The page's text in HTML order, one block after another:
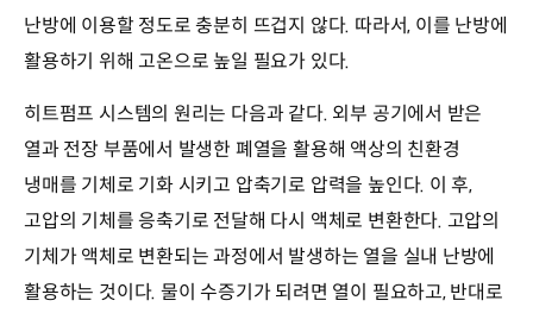
난방에 이용할 정도로 충분히 뜨겁지 않다. 따라서, 이를 난방에
활용하기 위해 고온으로 높일 필요가 있다.
히트펌프 시스템의 원리는 다음과 같다. 외부 공기에서 받은
열과 전장 부품에서 발생한 폐열을 활용해 액상의 친환경
냉매를 기체로 기화 시키고 압축기로 압력을 높인다. 이 후,
고압의 기체를 응축기로 전달해 다시 액체로 변환한다. 고압의
기체가 액체로 변환되는 과정에서 발생하는 열을 실내 난방에
활용하는 것이다. 물이 수증기가 되려면 열이 필요하고, 반대로